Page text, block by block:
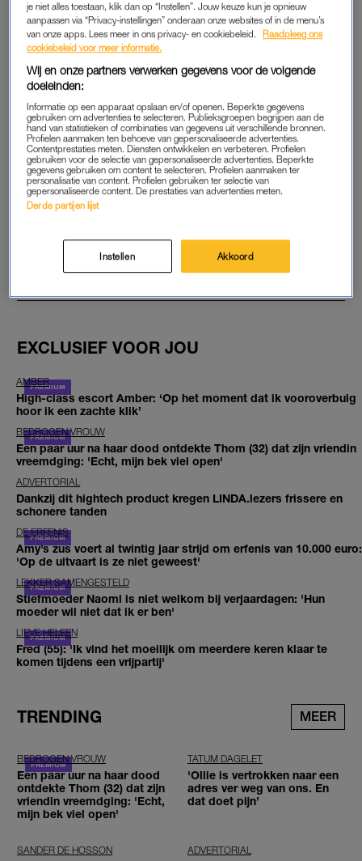
Geniet van te gekke winacties en
lekkere puzzels
Maandelijks opzegbaar
START GRATIS MAAND
Daarna €5,95 per maand
Al abonnee? Log in
GOED ARTIKEL? DELEN MAAR.
EXCLUSIEF VOOR JOU
AMBER
High-class escort Amber: ‘Op het moment dat ik vooroverbuig
hoor ik een zachte klik’
BEDROGEN VROUW
Een paar uur na haar dood ontdekte Thom (32) dat zijn vriendin
vreemdging: 'Echt, mijn bek viel open'
ADVERTORIAL
Dankzij dit hightech product kregen LINDA.lezers frissere en
schonere tanden
DE ERFENIS
Amy’s zus voert al twintig jaar strijd om erfenis van 10.000 euro:
'Op de uitvaart is ze niet geweest'
LEKKER SAMENGESTELD
Stiefmoeder Naomi is niet welkom bij verjaardagen: 'Hun
moeder wil niet dat ik er ben'
LIEVE HELEEN
Fred (55): 'Ik vind het moeilijk om meerdere keren klaar te
komen tijdens een vrijpartij'
TRENDING MEER
BEDROGEN VROUW
Een paar uur na haar dood
ontdekte Thom (32) dat zijn
vriendin vreemdging: 'Echt,
mijn bek viel open'
TATUM DAGELET
'Ollie is vertrokken naar een
adres ver weg van ons. En
dat doet pijn’
SANDER DE HOSSON ADVERTORIAL
je niet alles toestaan, klik dan op “Instellen”. Jouw keuze kun je opnieuw
aanpassen via “Privacy-instellingen” onderaan onze websites of in de menu’s
van onze apps. Lees meer in ons privacy- en cookiebeleid.
Raadpleeg ons
cookiebeleid voor meer informatie.
Wij en onze partners verwerken gegevens voor de volgende
doeleinden:
Informatie op een apparaat opslaan en/of openen. Beperkte gegevens
gebruiken om advertenties te selecteren. Publieksgroepen begrijpen aan de
hand van statistieken of combinaties van gegevens uit verschillende bronnen.
Profielen aanmaken ten behoeve van gepersonaliseerde advertenties.
Contentprestaties meten. Diensten ontwikkelen en verbeteren. Profielen
gebruiken voor de selectie van gepersonaliseerde advertenties. Beperkte
gegevens gebruiken om content te selecteren. Profielen aanmaken ter
personalisatie van content. Profielen gebruiken ter selectie van
gepersonaliseerde content. De prestaties van advertenties meten.
Derde partijen lijst
Instellen Akkoord